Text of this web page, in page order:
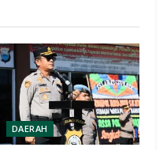
DAERAH